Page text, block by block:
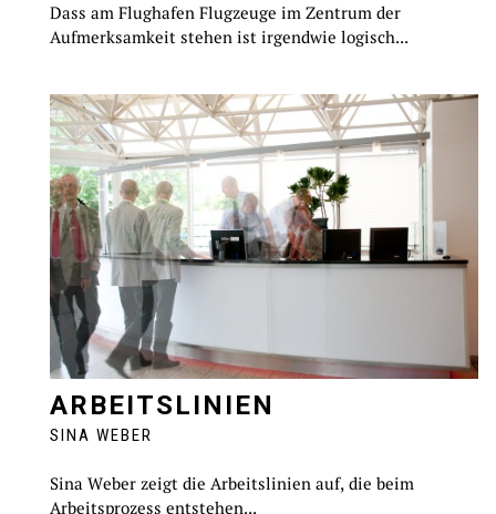
Dass am Flughafen Flugzeuge im Zentrum der
Aufmerksamkeit stehen ist irgendwie logisch...
ARBEITSLINIEN
SINA WEBER
Sina Weber zeigt die Arbeitslinien auf, die beim
Arbeitsprozess entstehen...